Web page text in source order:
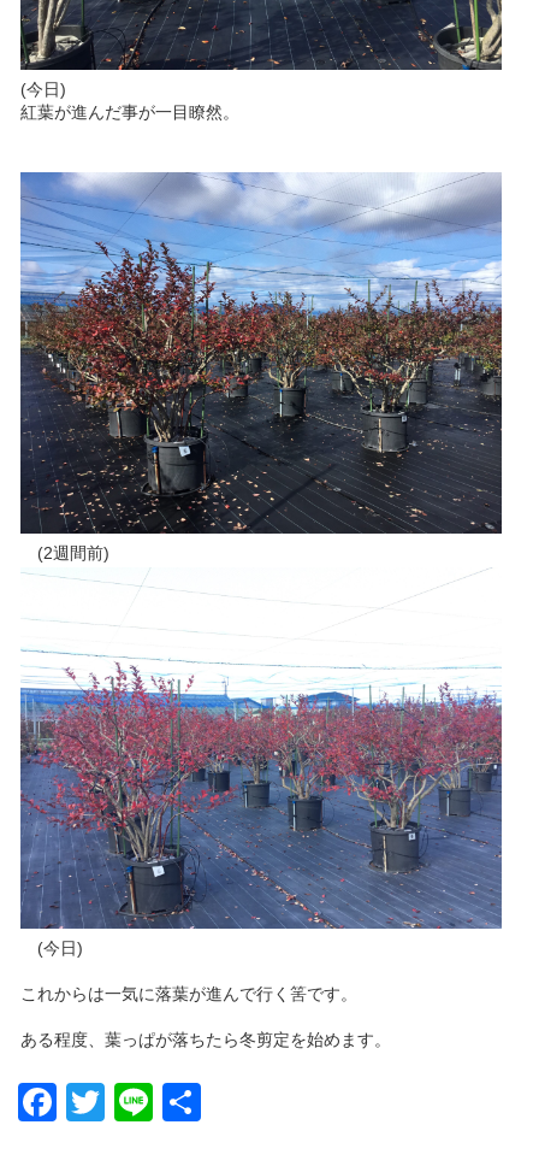
(今日)
紅葉が進んだ事が一目瞭然。
(2週間前)
(今日)
これからは一気に落葉が進んで行く筈です。
ある程度、葉っぱが落ちたら冬剪定を始めます。
Facebook
Twitter
Line